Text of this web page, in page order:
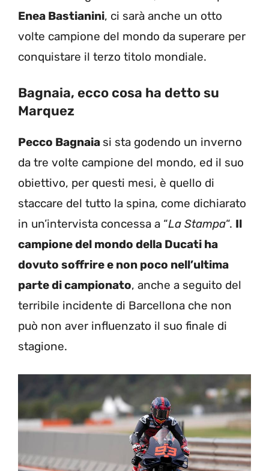
Enea Bastianini, ci sarà anche un otto
volte campione del mondo da superare per
conquistare il terzo titolo mondiale.
Bagnaia, ecco cosa ha detto su
Marquez
Pecco Bagnaia si sta godendo un inverno
da tre volte campione del mondo, ed il suo
obiettivo, per questi mesi, è quello di
staccare del tutto la spina, come dichiarato
in un’intervista concessa a “La Stampa“. Il
campione del mondo della Ducati ha
dovuto soffrire e non poco nell’ultima
parte di campionato, anche a seguito del
terribile incidente di Barcellona che non
può non aver influenzato il suo finale di
stagione.